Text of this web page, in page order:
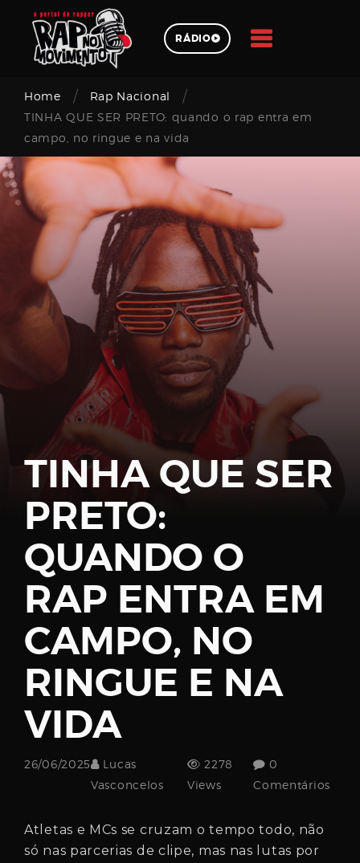
content
RÁDIO
Pesquisar
Login
Email
address
Password
Remember
Register
Username
Home / Rap Nacional /
TINHA QUE SER PRETO: quando o rap entra em
campo, no ringue e na vida
TINHA QUE SER
PRETO:
QUANDO O
RAP ENTRA EM
CAMPO, NO
RINGUE E NA
VIDA
26/06/2025
Lucas
Vasconcelos
2278
Views
0
Comentários
Atletas e MCs se cruzam o tempo todo, não
só nas parcerias de clipe, mas nas lutas por